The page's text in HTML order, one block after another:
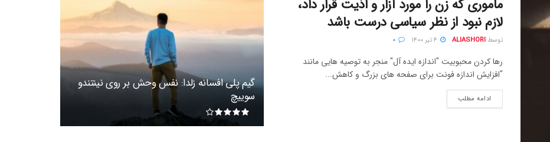
مأموری كه زن را مورد آزار و اذيت قرار داد،
لازم نبود از نظر سیاسی درست باشد
توسط ALIASHORI
رها کردن محبوبیت "اندازه ایده آل" منجر به توصیه هایی مانند
"افزایش اندازه فونت برای صفحه های بزرگ و کاهش...
ادامه مطلب
گیم پلی افسانه زلدا: نفس وحش بر روی نینتندو
سوییچ